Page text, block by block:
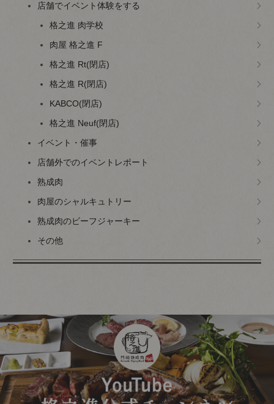
店舗でイベント体験をする
格之進 肉学校
肉屋 格之進 F
格之進 Rt(閉店)
格之進 R(閉店)
KABCO(閉店)
格之進 Neuf(閉店)
イベント・催事
店舗外でのイベントレポート
熟成肉
肉屋のシャルキュトリー
熟成肉のビーフジャーキー
その他